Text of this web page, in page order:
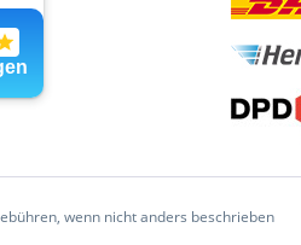
wenn nicht anders beschrieben